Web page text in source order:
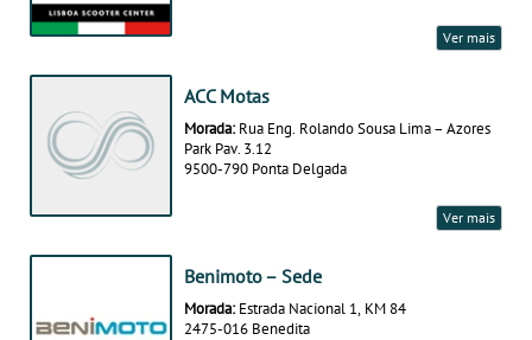
Ver mais
ACC Motas
Morada: Rua Eng. Rolando Sousa Lima – Azores
Park Pav. 3.12
9500-790 Ponta Delgada
Ver mais
Benimoto – Sede
Morada: Estrada Nacional 1, KM 84
2475-016 Benedita